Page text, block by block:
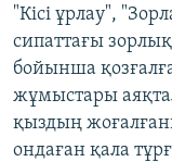
"Кісі ұрлау",
сипаттағы зорлық
бойынша
жұмыстары
қыздың
ондаған қала